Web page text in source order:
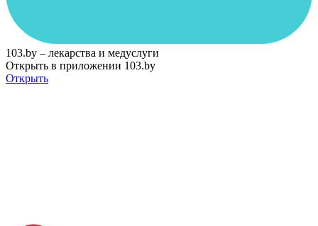
103.by – лекарства и медуслуги
Открыть в приложении 103.by
Открыть